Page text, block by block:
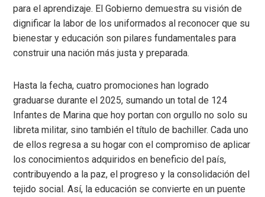
para el aprendizaje. El Gobierno demuestra su visión de
dignificar la labor de los uniformados al reconocer que su
bienestar y educación son pilares fundamentales para
construir una nación más justa y preparada.
Hasta la fecha, cuatro promociones han logrado
graduarse durante el 2025, sumando un total de 124
Infantes de Marina que hoy portan con orgullo no solo su
libreta militar, sino también el título de bachiller. Cada uno
de ellos regresa a su hogar con el compromiso de aplicar
los conocimientos adquiridos en beneficio del país,
contribuyendo a la paz, el progreso y la consolidación del
tejido social. Así, la educación se convierte en un puente